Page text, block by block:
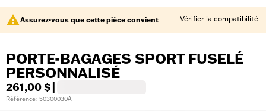
Assurez-vous que cette pièce convient Vérifier la compatibilité
PORTE-BAGAGES SPORT FUSELÉ
PERSONNALISÉ
261,00 $
Référence : 50300030A